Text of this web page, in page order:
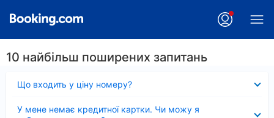
10 найбільш поширених запитань
Що входить у ціну номеру?
У мене немає кредитної картки. Чи можу я